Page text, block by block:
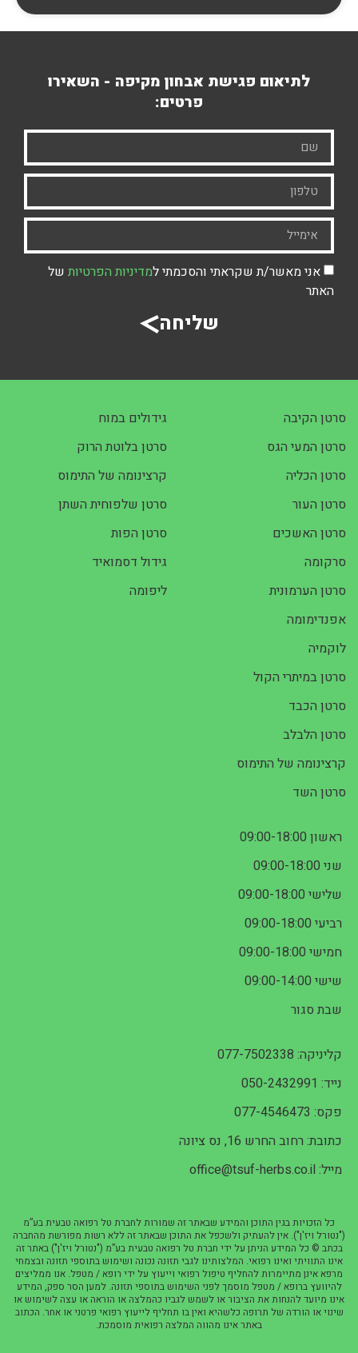
לתיאום פגישת אבחון מקיפה - השאירו
פרטים:
אני מאשר/ת שקראתי והסכמתי למדיניות הפרטיות של
האתר
שליחה
סרטן הקיבה
סרטן המעי הגס
סרטן הכליה
סרטן העור
סרטן האשכים
סרקומה
סרטן הערמונית
גידולים במוח
סרטן בלוטת הרוק
קרצינומה של התימוס
סרטן שלפוחית השתן
סרטן הפות
גידול דסמואיד
ליפומה
אפנדימומה
לוקמיה
סרטן במיתרי הקול
סרטן הכבד
סרטן הלבלב
קרצינומה של התימוס
סרטן השד
ראשון 09:00-18:00
שני 09:00-18:00
שלישי 09:00-18:00
רביעי 09:00-18:00
חמישי 09:00-18:00
שישי 09:00-14:00
שבת סגור
קליניקה: 077-7502338
נייד: 050-2432991
פקס: 077-4546473
כתובת: רחוב החרש 16, נס ציונה
מייל: office@tsuf-herbs.co.il
כל הזכויות בגין התוכן והמידע שבאתר זה שמורות לחברת טל רפואה טבעית בע”מ
("נטורל ויז'ן"). אין להעתיק ולשכפל את התוכן שבאתר זה ללא רשות מפורשת מהחברה
בכתב © כל המידע הניתן על ידי חברת טל רפואה טבעית בע”מ ("נטורל ויז'ן") באתר זה
אינו התוויתי ואינו רפואי. המלצותינו לגבי תזונה נכונה ושימוש בתוספי תזונה ובצמחי
מרפא אינן מתיימרות להחליף טיפול רפואי וייעוץ על ידי רופא / מטפל. אנו ממליצים
להיוועץ ברופא / מטפל מוסמך לפני השימוש בתוספי תזונה. למען הסר ספק, המידע
אינו מיועד להנחות את הציבור או לשמש לגביו כהמלצה או הוראה או עצה לשימוש או
שינוי או הורדה של תרופה כלשהיא ואין בו תחליף לייעוץ רפואי פרטני או אחר. הכתוב
באתר אינו מהווה המלצה רפואית מוסמכת.